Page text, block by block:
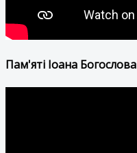
Пам'яті Іоана Богослова